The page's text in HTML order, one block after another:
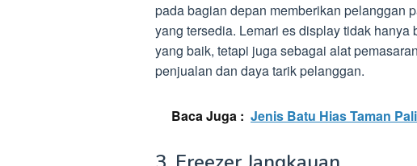
pada bagian depan memberikan pelanggan
yang tersedia. Lemari es display tidak
yang baik, tetapi juga sebagai alat
penjualan dan daya tarik pelanggan.
Baca Juga : Jenis Batu Hias Taman